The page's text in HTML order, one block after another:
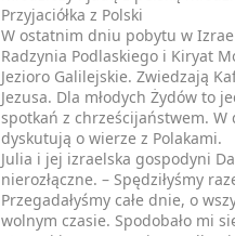
Przyjaciółka z Polski
W ostatnim dniu pobytu w
Radzynia Podlaskiego i Kiryat
Jezioro Galilejskie. Zwiedzają
Jezusa. Dla młodych Żydów to
spotkań z chrześcijaństwem.
dyskutują o wierze z Polakami.
Julia i jej izraelska gospodyni
nierozłączne. – Spędziłyśmy
Przegadałyśmy całe dnie, o
wolnym czasie. Spodobało mi